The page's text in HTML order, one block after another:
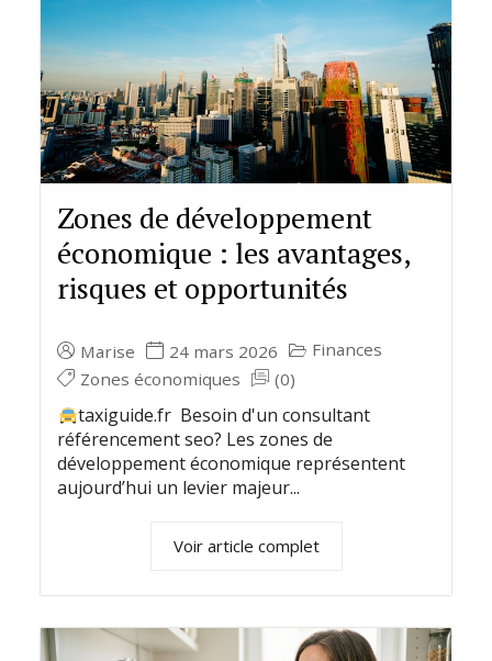
Zones de développement
économique : les avantages,
risques et opportunités
Marise 24 mars 2026
Finances
Zones économiques
(0)
taxiguide.fr Besoin d'un consultant
référencement seo? Les zones de
développement économique représentent
aujourd’hui un levier majeur...
Voir article complet